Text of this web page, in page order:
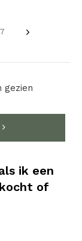
7
gezien
ik een
of